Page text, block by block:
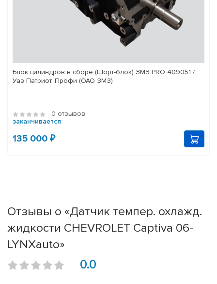
Блок цилиндров в сборе (Шорт-блок) ЗМЗ PRO 409051 /
Уаз Патриот, Профи (ОАО ЗМЗ)
0 отзывов
заканчивается
135 000 ₽
Отзывы о «Датчик темпер. охлажд.
жидкости CHEVROLET Captiva 06-
LYNXauto»
0.0